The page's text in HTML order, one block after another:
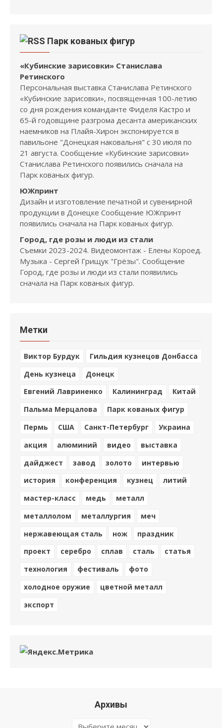
Парк кованых фигур
«Кубинские зарисовки» Станислава
Ретинского
Персональная выставка Станислава Ретинского
«Кубинские зарисовки», посвященная 100-летию
со дня рождения команданте Фиделя Кастро и
65-й годовщине разгрома десанта американских
наемников на Плайя-Хирон экспонируется в
павильоне "Донецкая наковальня" с 30 июля по
21 августа. Сообщение «Кубинские зарисовки»
Станислава Ретинского появились сначала на
Парк кованых фигур.
ЮЖпринт
Дизайн и изготовление печатной и сувенирной
продукции в Донецке Сообщение ЮЖпринт
появились сначала на Парк кованых фигур.
Город, где розы и люди из стали
Съемки 2023-2024. Видеомонтаж - Елены Короед.
Музыка - Сергей Грищук "Грёзы". Сообщение
Город, где розы и люди из стали появились
сначала на Парк кованых фигур.
Метки
Виктор Бурдук
Гильдия кузнецов Донбасса
День кузнеца
Донецк
Евгений Лавриненко
Калининград
Китай
Пальма Мерцалова
Парк кованых фигур
Пермь
США Санкт-Петербург
Украина
акция
алюминий видео
выставка
дайджест
завод золото
интервью
история
конференция кузнец
литий
мастер-класс
медь
металл
металлолом
металлургия
меч
нержавеющая сталь
нож
праздник
проект
серебро сплав сталь
статья
технология
фестиваль
фото
холодное оружие
цветной металл
экспорт
Архивы
Архивы